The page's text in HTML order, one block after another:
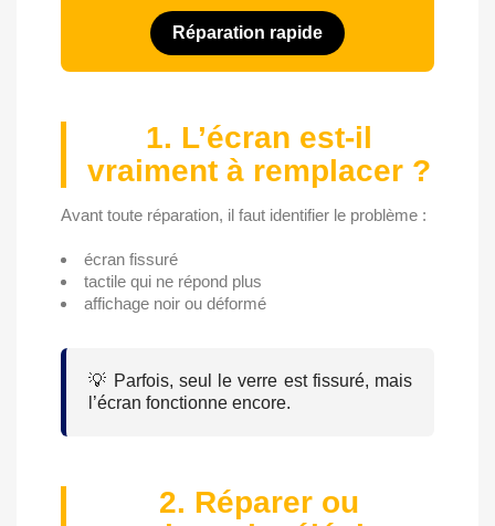
Réparation rapide
1. L’écran est-il
vraiment à remplacer ?
Avant toute réparation, il faut identifier le problème :
écran fissuré
tactile qui ne répond plus
affichage noir ou déformé
💡 Parfois, seul le verre est fissuré, mais
l’écran fonctionne encore.
2. Réparer ou